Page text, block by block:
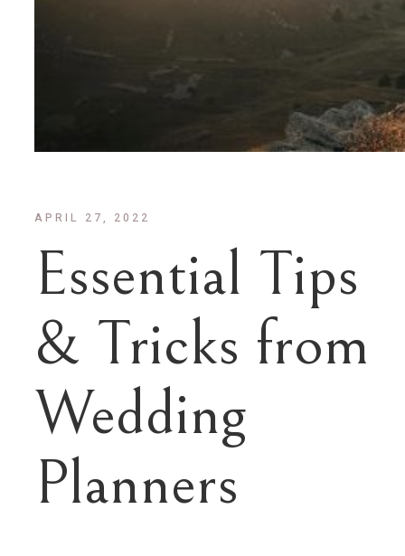
APRIL 27, 2022
Essential Tips
& Tricks from
Wedding
Planners